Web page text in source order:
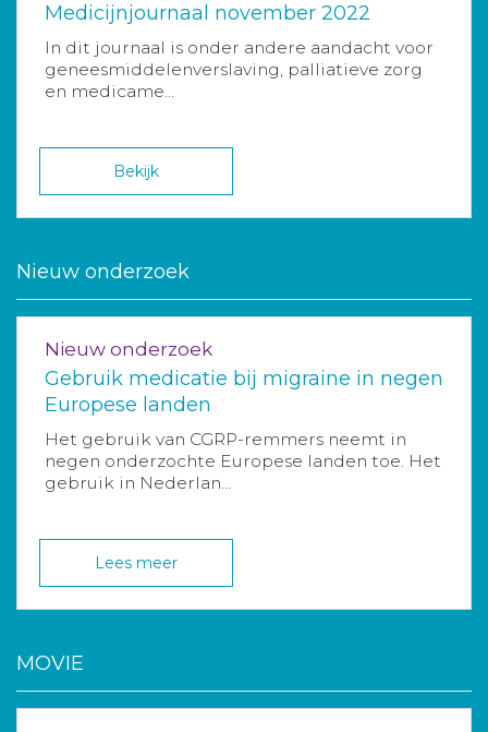
Medicijnjournaal november 2022
In dit journaal is onder andere aandacht voor
geneesmiddelenverslaving, palliatieve zorg
en medicame...
Bekijk
Nieuw onderzoek
Nieuw onderzoek
Gebruik medicatie bij migraine in negen
Europese landen
Het gebruik van CGRP-remmers neemt in
negen onderzochte Europese landen toe. Het
gebruik in Nederlan...
Lees meer
MOVIE